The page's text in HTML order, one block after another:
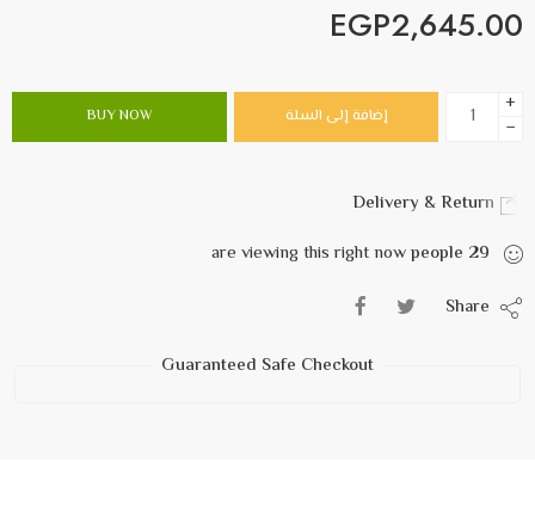
EGP2,645.00
+
−
إضافة إلى السلة BUY NOW
29
people
Guaranteed Safe Checkout